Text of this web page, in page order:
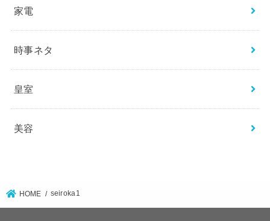
家電
時事ネタ
皇室
美容
HOME seiroka1